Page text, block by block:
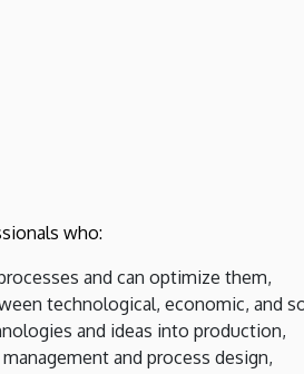
who:
and can optimize them,
technological, economic, and
and ideas into production,
and process design,